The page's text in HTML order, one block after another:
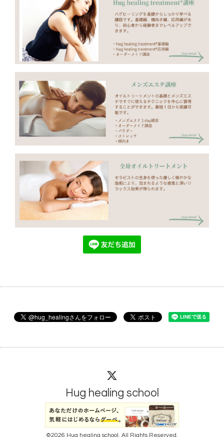
Hug healing school
©2026 Hug healing school. All Rights Reserved.